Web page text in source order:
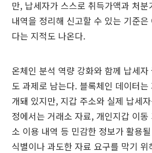
만, 납세자가 스스로 취득가액과 처분
내역을 정리해 신고할 수 있는 기준
다는 지적도 나온다.
온체인 분석 역량 강화와 함께 납세자
도 과제로 남는다. 블록체인 데이터는
개돼 있지만, 지갑 주소와 실제 납세
정에서는 거래소 자료, 개인지갑 이동
소 이용 내역 등 민감한 정보가 활용
식별이나 과도한 자료 요구를 막기 위